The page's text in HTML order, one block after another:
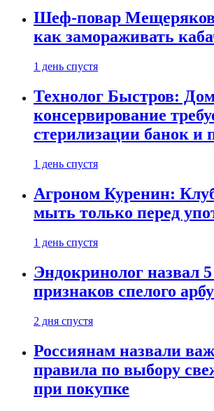
Шеф-повар Мещеряков
как замораживать
1 день спустя
Технолог Быстров:
консервирование
стерилизации банок и
1 день спустя
Агроном Куренин:
мыть только перед
1 день спустя
Эндокринолог назвал
признаков спелого
2 дня спустя
Россиянам назвали
правила по выбору
при покупке